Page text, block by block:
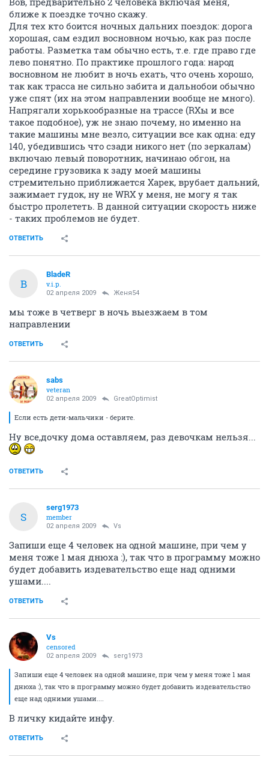
ближе к поездке точно скажу.
Для тех кто боится ночных дальних поездок: дорога
хорошая, сам ездил восновном ночью, как раз после
работы. Разметка там обычно есть, т.е. где право где
лево понятно. По практике прошлого года: народ
восновном не любит в ночь ехать, что очень хорошо,
так как трасса не сильно забита и дальнобои обычно
уже спят (их на этом направлении вообще не много).
Напрягали хорькообразные на трассе (RXы и все
такое подобное), уж не знаю почему, но именно на
такие машины мне везло, ситуации все как одна: еду
140, убедившись что сзади никого нет (по зеркалам)
включаю левый поворотник, начинаю обгон, на
середине грузовика к заду моей машины
стремительно приближается Харек, врубает дальний,
зажимает гудок, ну не WRX у меня, не могу я так
быстро пролететь. В данной ситуации скорость ниже
- таких проблемов не будет.
ОТВЕТИТЬ
B
BladeR
v.i.p.
02 апреля 2009 Женя54
мы тоже в четверг в ночь выезжаем в том
направлении
ОТВЕТИТЬ
sabs
veteran
02 апреля 2009 GreatOptimist
Если есть дети-мальчики - берите.
Ну все,дочку дома оставляем, раз девочкам нельзя...
ОТВЕТИТЬ
S
serg1973
member
02 апреля 2009 Vs
Запиши еще 4 человек на одной машине, при чем у
меня тоже 1 мая днюха :), так что в программу можно
будет добавить издевательство еще над одними
ушами....
ОТВЕТИТЬ
Vs
censored
02 апреля 2009 serg1973
Запиши еще 4 человек на одной машине, при чем у меня тоже 1 мая
днюха :), так что в программу можно будет добавить издевательство
еще над одними ушами....
В личку кидайте инфу.
ОТВЕТИТЬ